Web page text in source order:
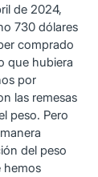
de 2024,
730 dólares
comprado
que hubiera
por
las remesas
peso. Pero
del peso
hemos